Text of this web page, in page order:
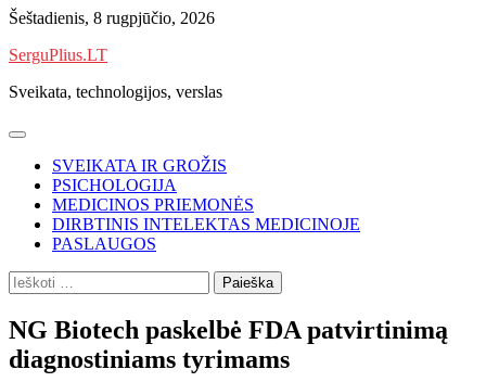
Skip
content
Šeštadienis, 8 rugpjūčio, 2026
SerguPlius.LT
Sveikata, technologijos, verslas
SVEIKATA IR GROŽIS
PSICHOLOGIJA
MEDICINOS PRIEMONĖS
DIRBTINIS INTELEKTAS MEDICINOJE
PASLAUGOS
Ieškoti:
NG Biotech paskelbė FDA patvirtinimą
diagnostiniams tyrimams